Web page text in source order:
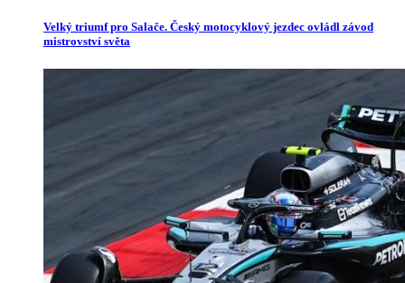
Velký triumf pro Salače. Český motocyklový jezdec ovládl závod
mistrovství světa